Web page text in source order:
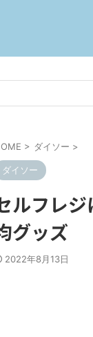
> ダイソー >
ダイソー
ルフレ
グッズ
2022年8月13日